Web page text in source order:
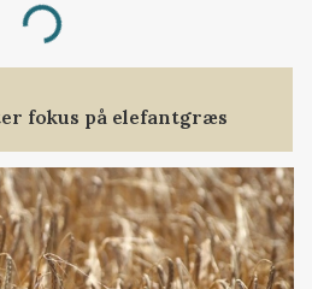
Loading...
fokus på elefantgræs